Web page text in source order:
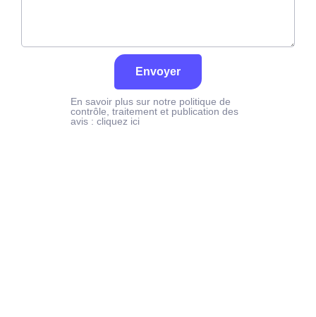
Envoyer
En savoir plus sur notre politique de
contrôle, traitement et publication des
avis : cliquez ici